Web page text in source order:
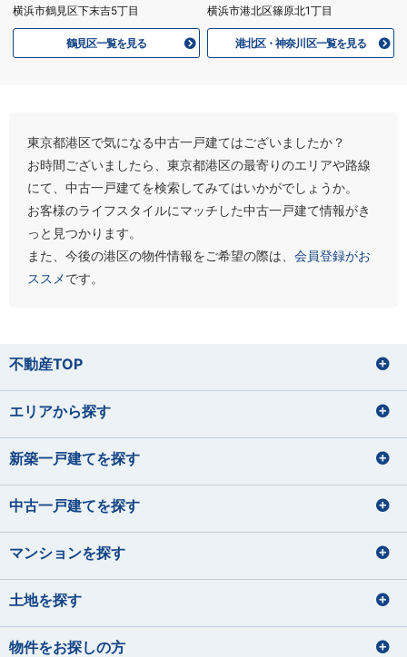
横浜市鶴見区下末吉5丁目
鶴見区一覧を見る
横浜市港北区篠原北1丁目
港北区・神奈川区一覧を見る
東京都港区で気になる中古一戸建てはございましたか？
お時間ございましたら、東京都港区の最寄りのエリアや路線
にて、中古一戸建てを検索してみてはいかがでしょうか。
お客様のライフスタイルにマッチした中古一戸建て情報がき
っと見つかります。
また、今後の港区の物件情報をご希望の際は、 会員登録がお
ススメです。
不動産TOP
エリアから探す
新築一戸建てを探す
中古一戸建てを探す
マンションを探す
土地を探す
物件をお探しの方